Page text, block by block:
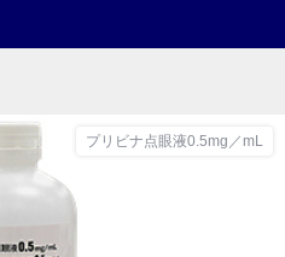
プリビナ点眼液0.5mg／mL